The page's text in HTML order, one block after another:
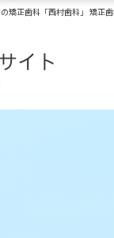
矯正歯科「西村歯科」 矯正